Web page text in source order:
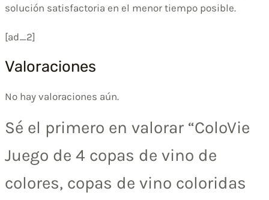
solución satisfactoria en el menor tiempo posible.
[ad_2]
Valoraciones
No hay valoraciones aún.
Sé el primero en valorar “ColoVie
Juego de 4 copas de vino de
colores, copas de vino coloridas